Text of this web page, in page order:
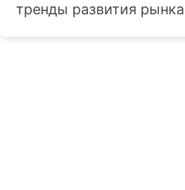
тренды развития